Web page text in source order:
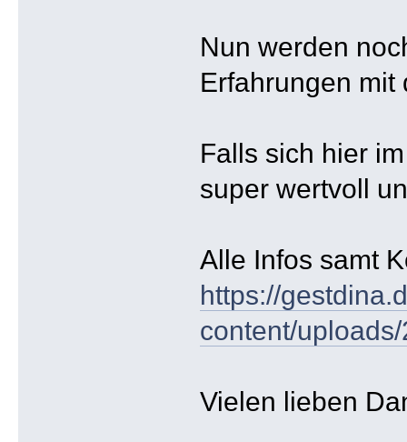
Nun werden
Erfahrungen mit
Falls sich hier
super wertvoll
Alle Infos samt
https://
content/
Vielen lieben